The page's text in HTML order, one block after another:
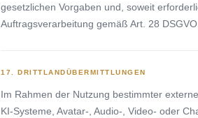
gesetzlichen Vorgaben und, soweit
Auftragsverarbeitung gemäß Art. 28 DSGVO.
17. DRITTLANDÜBERMITTLUNGEN
Im Rahmen der Nutzung bestimmter
KI-Systeme, Avatar-, Audio-, Video- oder